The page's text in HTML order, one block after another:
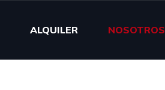
ALQUILER NOSOTROS